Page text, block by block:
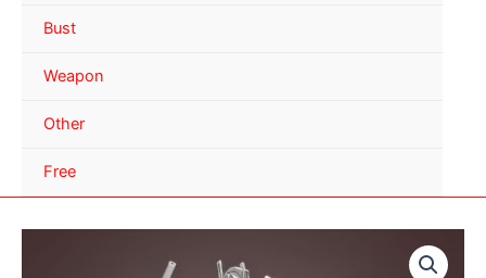
Bust
Weapon
Other
Free